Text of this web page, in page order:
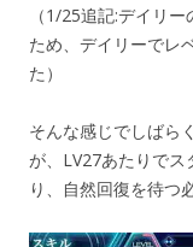
（1/25追記:デイリ
ため、デイリーでレ
た）
そんな感じでしばら
が、LV27あたりで
り、自然回復を待つ